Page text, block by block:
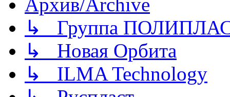
Архив/Archive
↳ Группа
↳ Новая Орбита
↳ ILMA Technology